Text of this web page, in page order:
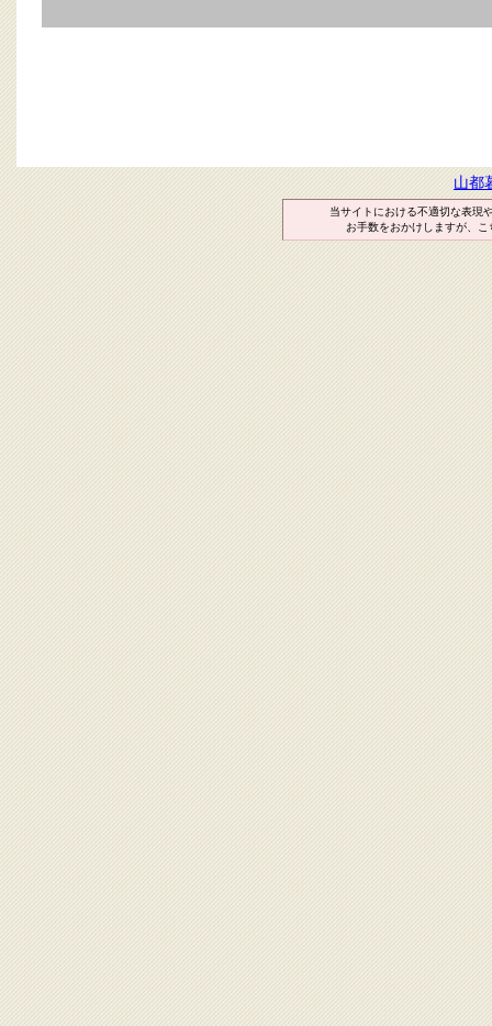
山都
当サイトにおける不適切な表現
お手数をおかけしますが、こ